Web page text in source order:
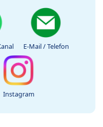
E-Mail / Telefon
Instagram